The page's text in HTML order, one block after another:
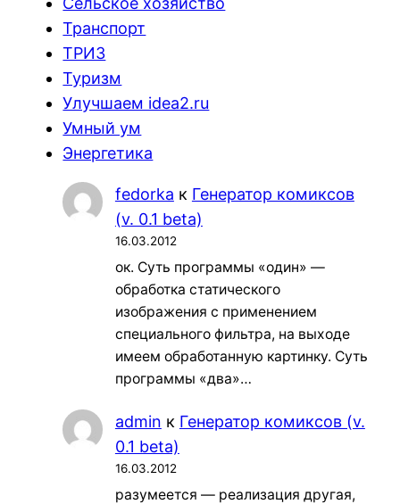
Транспорт
ТРИЗ
Туризм
Улучшаем idea2.ru
Умный ум
Энергетика
fedorka к Генератор комиксов
(v. 0.1 beta)
16.03.2012
ок. Суть программы «один» —
обработка статического
изображения с применением
специального фильтра, на выходе
имеем обработанную картинку. Суть
программы «два»…
admin к Генератор комиксов (v.
0.1 beta)
16.03.2012
разумеется — реализация другая,